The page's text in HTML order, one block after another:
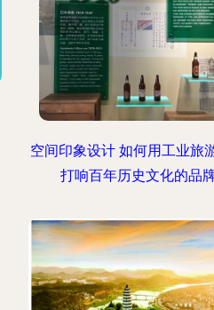
空间印象设计 如何用工业旅
打响百年历史文化的品